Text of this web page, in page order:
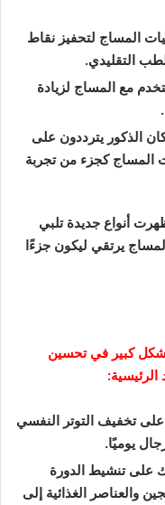
المساج لتحفيز نقاط
التقليدي.
مع المساج لزيادة
الذكور يترددون على
المساج كجزء من تجربة
أنواع جديدة تلبي
يرتقي ليكون جزءًا
كبير في تحسين
تخفيف التوتر النفسي
يوميًا.
على تنشيط الدورة
والعناصر الغذائية إلى